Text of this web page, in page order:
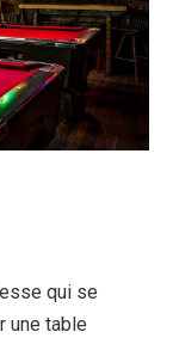
qui se
une table